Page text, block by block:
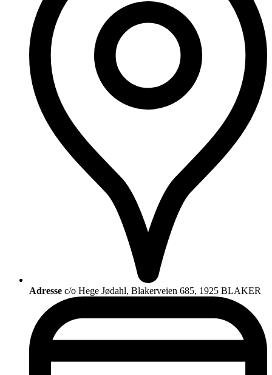
Adresse c/o Hege Jødahl, Blakerveien 685, 1925 BLAKER